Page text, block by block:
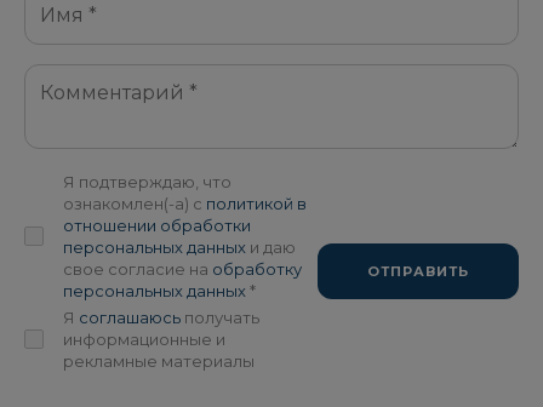
Я подтверждаю, что
ознакомлен(-а) с политикой в
отношении обработки
персональных данных и даю
свое согласие на обработку
персональных данных *
Я соглашаюсь получать
информационные и
рекламные материалы
ОТПРАВИТЬ